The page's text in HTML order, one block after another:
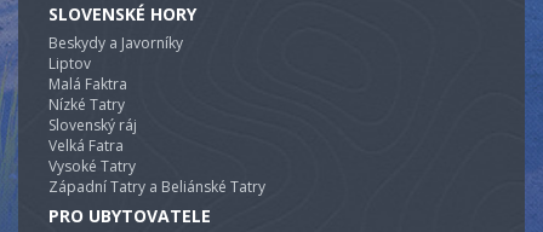
SLOVENSKÉ HORY
Beskydy a Javorníky
Liptov
Malá Faktra
Nízké Tatry
Slovenský ráj
Velká Fatra
Vysoké Tatry
Západní Tatry a Beliánské Tatry
PRO UBYTOVATELE